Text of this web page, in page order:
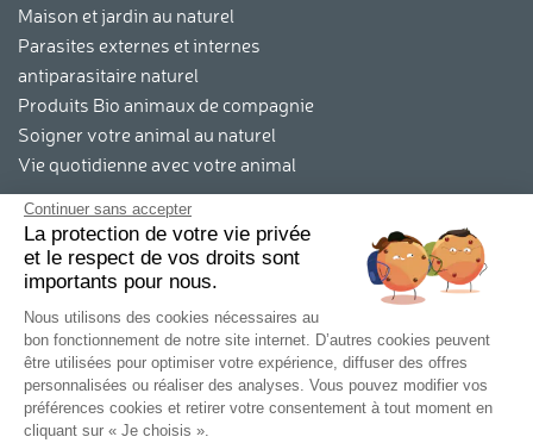
Maison et jardin au naturel
Parasites externes et internes
antiparasitaire naturel
Produits Bio animaux de compagnie
Soigner votre animal au naturel
Vie quotidienne avec votre animal
Archives
Octobre 2025
Août 2025
Juin 2025
Mai 2025
Avril 2025
Juillet 2024
Continuer sans accepter
La protection de votre vie privée
et le respect de vos droits sont
importants pour nous.
Nous utilisons des cookies nécessaires au
bon fonctionnement de notre site internet. D’autres cookies peuvent
être utilisées pour optimiser votre expérience, diffuser des offres
personnalisées ou réaliser des analyses. Vous pouvez modifier vos
préférences cookies et retirer votre consentement à tout moment en
cliquant sur « Je choisis ».